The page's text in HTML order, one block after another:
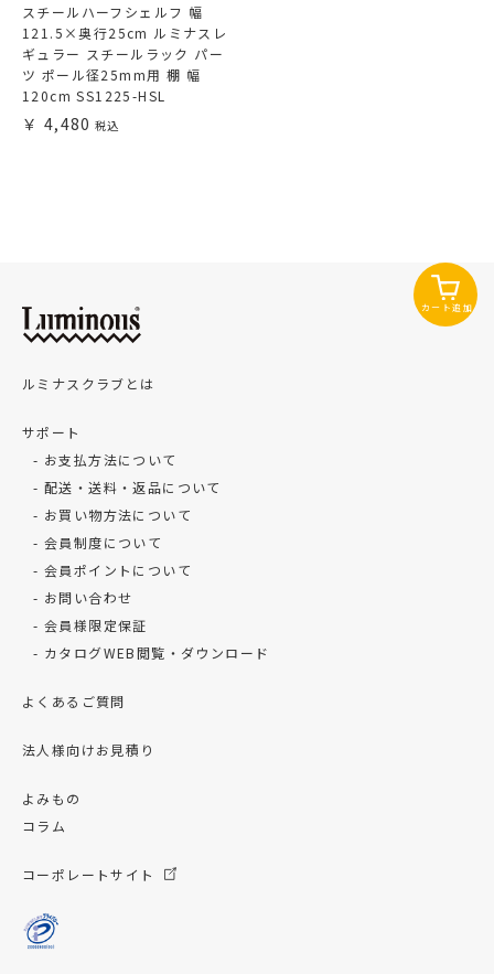
スチールハーフシェルフ 幅
121.5×奥行25cm ルミナスレ
ギュラー スチールラック パー
ツ ポール径25mm用 棚 幅
120cm SS1225-HSL
4,480
カート追加
ルミナスクラブとは
サポート
お支払方法について
配送・送料・返品について
お買い物方法について
会員制度について
会員ポイントについて
お問い合わせ
会員様限定保証
カタログWEB閲覧・ダウンロード
よくあるご質問
法人様向けお見積り
よみもの
コラム
コーポレートサイト